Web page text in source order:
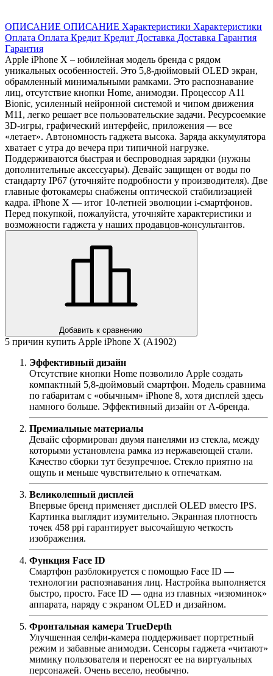
ОПИСАНИЕ ОПИСАНИЕ Характеристики Характеристики
Оплата Оплата Кредит Кредит Доставка Доставка Гарантия
Гарантия
Apple iPhone X – юбилейная модель бренда с рядом
уникальных особенностей. Это 5,8-дюймовый OLED экран,
обрамленный минимальными рамками. Это распознавание
лиц, отсутствие кнопки Home, анимодзи. Процессор A11
Bionic, усиленный нейронной системой и чипом движения
M11, легко решает все пользовательские задачи. Ресурсоемкие
3D-игры, графический интерфейс, приложения — все
«летает». Автономность гаджета высока. Заряда аккумулятора
хватает с утра до вечера при типичной нагрузке.
Поддерживаются быстрая и беспроводная зарядки (нужны
дополнительные аксессуары). Девайс защищен от воды по
стандарту IP67 (уточняйте подробности у производителя). Две
главные фотокамеры снабжены оптической стабилизацией
кадра. iPhone X — итог 10-летней эволюции i-смартфонов.
Перед покупкой, пожалуйста, уточняйте характеристики и
возможности гаджета у наших продавцов-консультантов.
Добавить к сравнению
5 причин купить Apple iPhone X (A1902)
Эффективный дизайн
Отсутствие кнопки Home позволило Apple создать
компактный 5,8-дюймовый смартфон. Модель сравнима
по габаритам с «обычным» iPhone 8, хотя дисплей здесь
намного больше. Эффективный дизайн от А-бренда.
Премиальные материалы
Девайс сформирован двумя панелями из стекла, между
которыми установлена рамка из нержавеющей стали.
Качество сборки тут безупречное. Стекло приятно на
ощупь и меньше чувствительно к отпечаткам.
Великолепный дисплей
Впервые бренд применяет дисплей OLED вместо IPS.
Картинка выглядит изумительно. Экранная плотность
точек 458 ppi гарантирует высочайшую четкость
изображения.
Функция Face ID
Смартфон разблокируется с помощью Face ID —
технологии распознавания лиц. Настройка выполняется
быстро, просто. Face ID — одна из главных «изюминок»
аппарата, наряду с экраном OLED и дизайном.
Фронтальная камера TrueDepth
Улучшенная селфи-камера поддерживает портретный
режим и забавные анимодзи. Сенсоры гаджета «читают»
мимику пользователя и переносят ее на виртуальных
персонажей. Очень весело, необычно.